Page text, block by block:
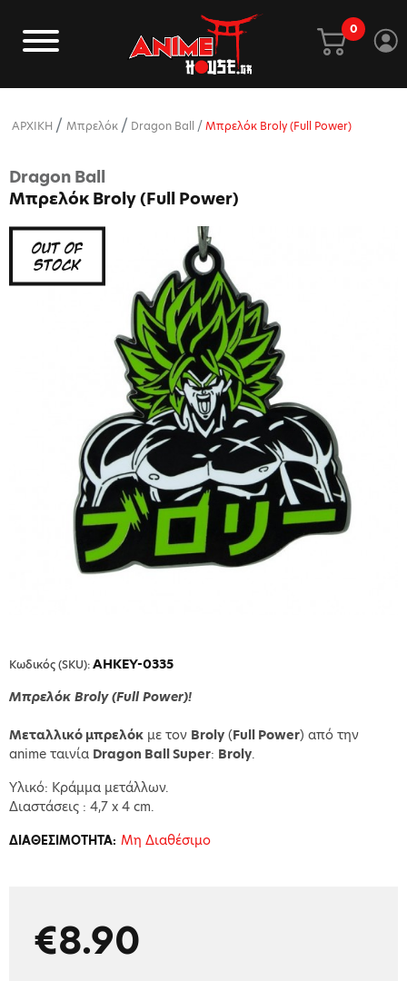
0
ΑΡΧΙΚΗ Μπρελόκ Dragon Ball Μπρελόκ Broly (Full Power)
Dragon Ball
Μπρελόκ Broly (Full Power)
Κωδικός (SKU):AHKEY-0335
Μπρελόκ Broly (Full Power)!
Μεταλλικό μπρελόκ με τoν Broly (Full Power) από την
anime ταινία Dragon Ball Super: Broly.
Υλικό: Κράμμα μετάλλων.
Διαστάσεις : 4,7 x 4 cm.
ΔΙΑΘΕΣΙΜΟΤΗΤΑ: Μη Διαθέσιμο
€8.90